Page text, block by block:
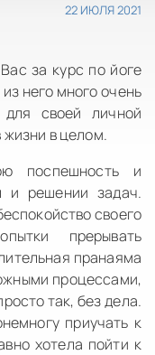
22 ИЮЛЯ 2021
за курс по йоге
него много очень
своей личной
жизни в целом.
поспешность и
и решении задач.
своего
прерывать
пранаяма
процессами,
так, без дела.
приучать к
хотела пойти к